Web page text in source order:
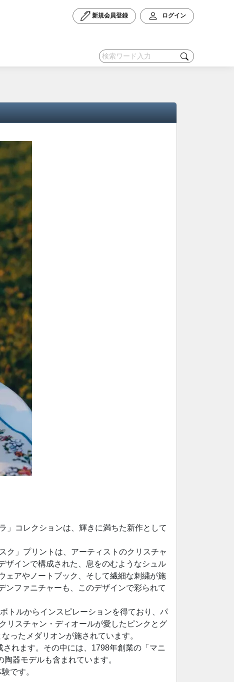
新規会員登録 ログイン
」コレクションは、輝きに満ちた新作として
ク」プリントは、アーティストのクリスチャ
ザインで構成された、息をのむようなシュル
ェアやノートブック、そして繊細な刺繍が施
ンファニチャーも、このデザインで彩られて
トルからインスピレーションを得ており、パ
リスチャン・ディオールが愛したピンクとグ
ったメダリオンが施されています。
れます。その中には、1798年創業の「マニ
器モデルも含まれています。
です。